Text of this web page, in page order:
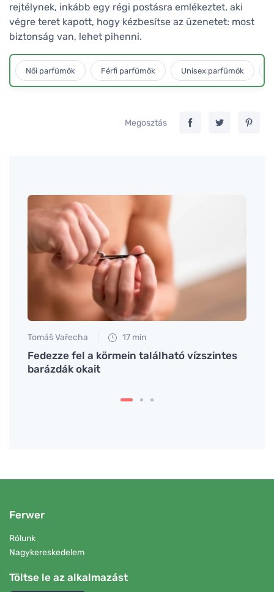
rejtélynek, inkább egy régi postásra emlékeztet, aki
végre teret kapott, hogy kézbesítse az üzenetet: most
biztonság van, lehet pihenni.
Női parfümök Férfi parfümök Unisex parfümök
Megosztás
Tomáš Vařecha 17 min
Fedezze fel a körmein található vízszintes
barázdák okait
Ferwer
Rólunk
Nagykereskedelem
Töltse le az alkalmazást